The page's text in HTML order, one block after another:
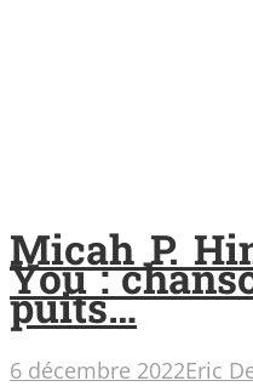
Micah P.
You :
puits…
6 décembre 2022Eric